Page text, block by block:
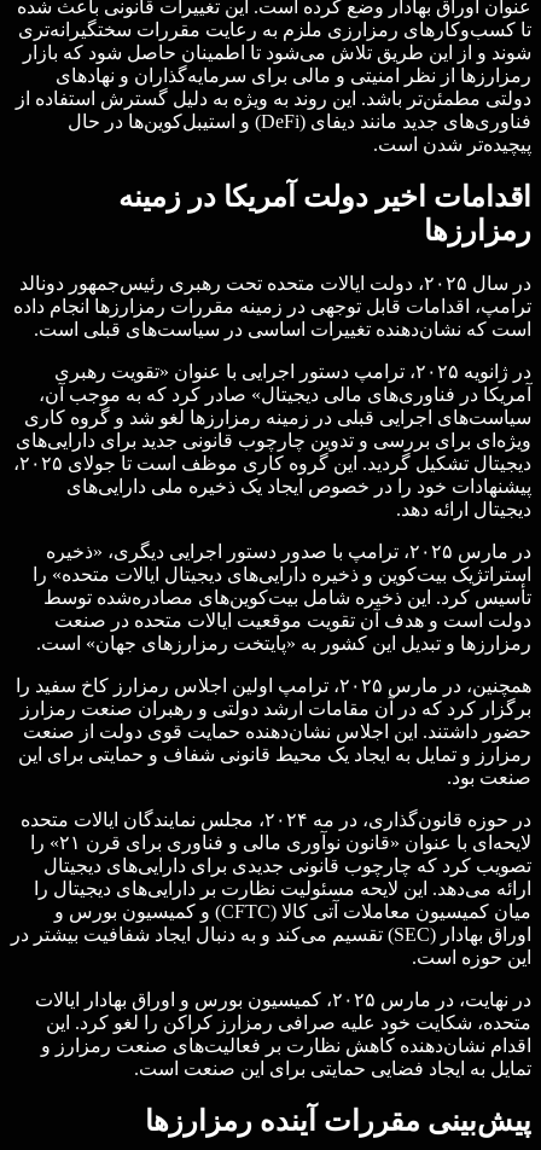
عنوان اوراق بهادار وضع کرده است. این تغییرات قانونی باعث شده
تا کسب‌وکارهای رمزارزی ملزم به رعایت مقررات سختگیرانه‌تری
شوند و از این طریق تلاش می‌شود تا اطمینان حاصل شود که بازار
رمزارزها از نظر امنیتی و مالی برای سرمایه‌گذاران و نهادهای
دولتی مطمئن‌تر باشد. این روند به ویژه به دلیل گسترش استفاده از
فناوری‌های جدید مانند دیفای (DeFi) و استیبل‌کوین‌ها در حال
پیچیده‌تر شدن است.
اقدامات اخیر دولت آمریکا در زمینه
رمزارزها
در سال ۲۰۲۵، دولت ایالات متحده تحت رهبری رئیس‌جمهور دونالد
ترامپ، اقدامات قابل توجهی در زمینه مقررات رمزارزها انجام داده
است که نشان‌دهنده تغییرات اساسی در سیاست‌های قبلی است.​
در ژانویه ۲۰۲۵، ترامپ دستور اجرایی با عنوان «تقویت رهبری
آمریکا در فناوری‌های مالی دیجیتال» صادر کرد که به موجب آن،
سیاست‌های اجرایی قبلی در زمینه رمزارزها لغو شد و گروه کاری
ویژه‌ای برای بررسی و تدوین چارچوب قانونی جدید برای دارایی‌های
دیجیتال تشکیل گردید. این گروه کاری موظف است تا جولای ۲۰۲۵،
پیشنهادات خود را در خصوص ایجاد یک ذخیره ملی دارایی‌های
دیجیتال ارائه دهد. ​
در مارس ۲۰۲۵، ترامپ با صدور دستور اجرایی دیگری، «ذخیره
استراتژیک بیت‌کوین و ذخیره دارایی‌های دیجیتال ایالات متحده» را
تأسیس کرد. این ذخیره شامل بیت‌کوین‌های مصادره‌شده توسط
دولت است و هدف آن تقویت موقعیت ایالات متحده در صنعت
رمزارزها و تبدیل این کشور به «پایتخت رمزارزهای جهان» است. ​
همچنین، در مارس ۲۰۲۵، ترامپ اولین اجلاس رمزارز کاخ سفید را
برگزار کرد که در آن مقامات ارشد دولتی و رهبران صنعت رمزارز
حضور داشتند. این اجلاس نشان‌دهنده حمایت قوی دولت از صنعت
رمزارز و تمایل به ایجاد یک محیط قانونی شفاف و حمایتی برای این
صنعت بود. ​
در حوزه قانون‌گذاری، در مه ۲۰۲۴، مجلس نمایندگان ایالات متحده
لایحه‌ای با عنوان «قانون نوآوری مالی و فناوری برای قرن ۲۱» را
تصویب کرد که چارچوب قانونی جدیدی برای دارایی‌های دیجیتال
ارائه می‌دهد. این لایحه مسئولیت نظارت بر دارایی‌های دیجیتال را
میان کمیسیون معاملات آتی کالا (CFTC) و کمیسیون بورس و
اوراق بهادار (SEC) تقسیم می‌کند و به دنبال ایجاد شفافیت بیشتر در
این حوزه است. ​
در نهایت، در مارس ۲۰۲۵، کمیسیون بورس و اوراق بهادار ایالات
متحده، شکایت خود علیه صرافی رمزارز کراکن را لغو کرد. این
اقدام نشان‌دهنده کاهش نظارت بر فعالیت‌های صنعت رمزارز و
تمایل به ایجاد فضایی حمایتی برای این صنعت است.
پیش‌بینی مقررات آینده رمزارزها